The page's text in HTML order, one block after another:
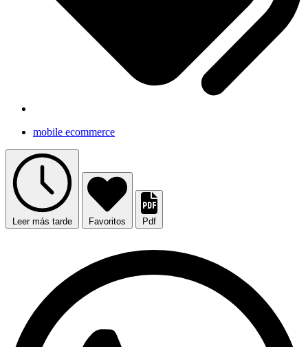
mobile ecommerce
Leer más tarde Favoritos Pdf